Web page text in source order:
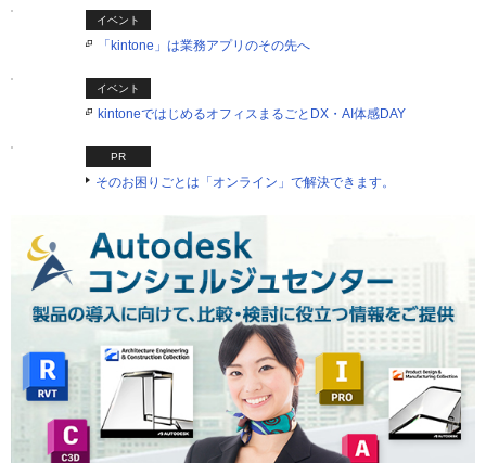
イベント
「kintone」は業務アプリのその先へ
イベント
kintoneではじめるオフィスまるごとDX・AI体感DAY
PR
そのお困りごとは「オンライン」で解決できます。